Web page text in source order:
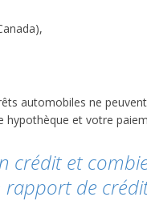
automobiles ne
et votre
crédit et
de